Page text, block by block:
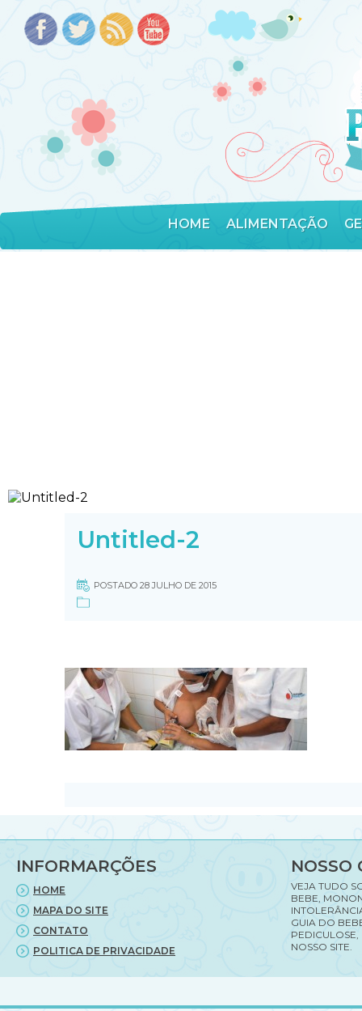
HOME ALIMENTAÇÃO
Untitled-2
POSTADO 28 JULHO DE 2015
INFORMARÇÕES
HOME
MAPA DO SITE
CONTATO
POLITICA DE PRIVACIDADE
NOSSO
VEJA TUDO
BEBE,
GUIA DO
PEDICULOSE,
NOSSO SITE.